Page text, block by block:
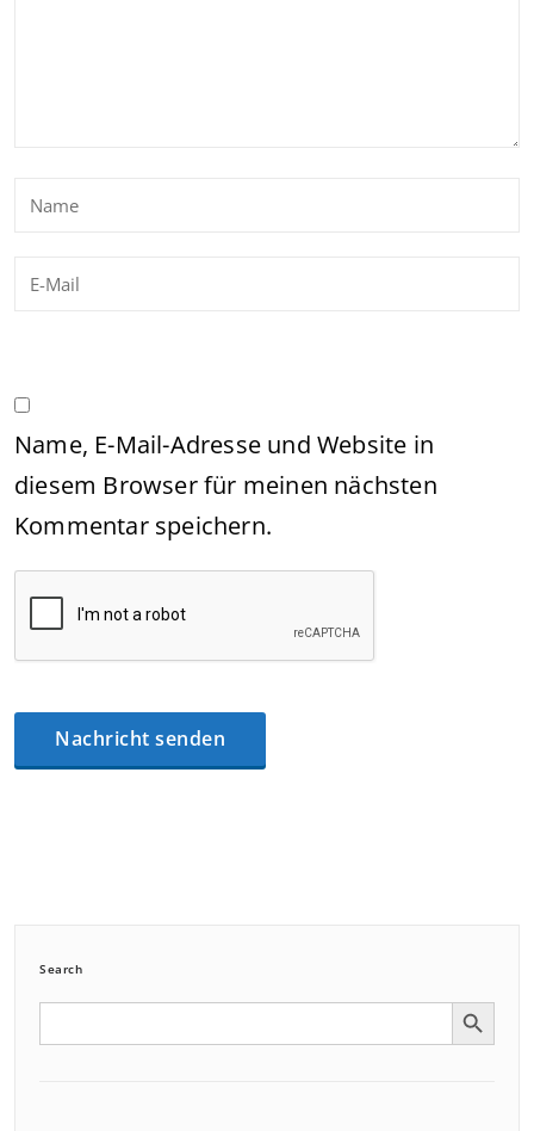
Name, E-Mail-Adresse und Website in
diesem Browser für meinen nächsten
Kommentar speichern.
Search
Search Search Button